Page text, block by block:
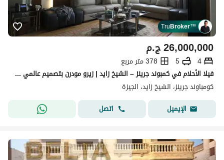
TruBroker™
ج.م26,000,000
4
5
378 متر مربع
فيلا الأحلام في كمبوند جرينز – الشيخ زايد | زيرو مودرن بتصميم عالمي Smart Home | Ultra Luxury تشطيب فندقي
كومباوند جرينز، الشيخ زايد، الجيزة
الإيميل
اتصل